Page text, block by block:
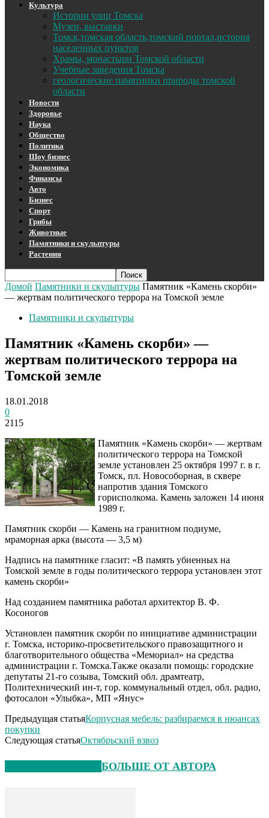
Культура
Истории улиц Томска
Музеи, выставки
Томск,томская область,томский портал,история
населенных пунктов
Храмы, монастыри Томской области
Учебные заведения Томска
геологические памятники природы томской
области
Новости
Здоровье
Наука
Общество
Политика
Шоу бизнес
Экономика
Финансы
Авто
Бизнес
Спорт
Грибы
Животные
Памятники и скульптуры
Растения
Домой Памятники и скульптуры Памятник «Камень скорби»
— жертвам политического террора на Томской земле
Памятники и скульптуры
Памятник «Камень скорби» —
жертвам политического террора на
Томской земле
18.01.2018
0
2115
Памятник «Камень скорби» — жертвам
политического террора на Томской
земле установлен 25 октября 1997 г. в г.
Томск, пл. Новособорная, в сквере
напротив здания Томского
горисполкома. Камень заложен 14 июня
1989 г.
Памятник скорби — Камень на гранитном подиуме,
мраморная арка (высота — 3,5 м)
Надпись на памятнике гласит: «В память убиенных на
Томской земле в годы политического террора установлен этот
камень скорби»
Над созданием памятника работал архитектор В. Ф.
Косоногов
Установлен памятник скорби по инициативе администрации
г. Томска, историко-просветительского правозащитного и
благотворительного общества «Мемориал» на средства
администрации г. Томска.Также оказали помощь: городские
депутаты 21-го созыва, Томский обл. драмтеатр,
Политехнический ин-т, гор. коммунальный отдел, обл. радио,
фотосалон «Улыбка», МП «Янус»
Предыдущая статьяКорпусная мебель: разбираемся в нюансах
покупки
Следующая статьяОктябрьский взвоз
БОЛЬШЕ ОТ АВТОРА